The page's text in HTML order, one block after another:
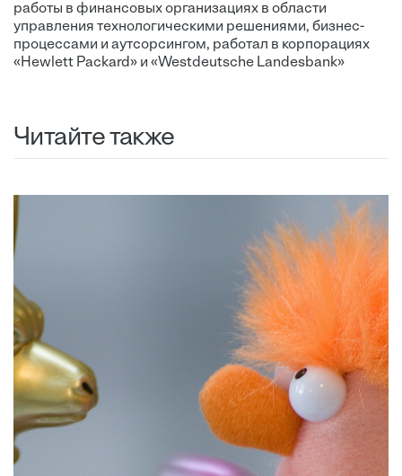
работы в финансовых организациях в области
управления технологическими решениями, бизнес-
процессами и аутсорсингом, работал в корпорациях
«Hewlett Packard» и «Westdeutsche Landesbank»
Читайте также